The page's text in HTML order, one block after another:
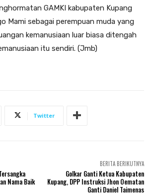
GAMKI kabupaten Kupang
Mami sebagai perempuan muda yang
kemanusiaan luar biasa ditengah
itu sendiri. (Jmb)
Twitter
Nama Baik
BERITA BERIKUTNYA
Golkar Ganti Ketua Kabupaten
Kupang, DPP Instruksi Jhon Oematan
Ganti Daniel Taimenas